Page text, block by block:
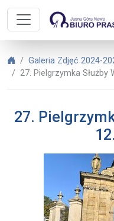
Biuro Prasowe
Biuro Prasowe Jasnej
Galeria Zdjęć 2024-
27. Pielgrzymka Służby
27.